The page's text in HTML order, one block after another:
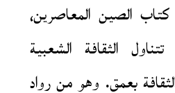
الصين المعاصرين،
الثقافة الشعبية
بعمق. وهو من رواد